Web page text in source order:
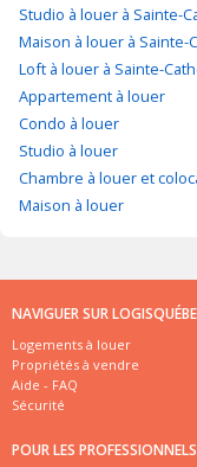
Studio à louer à Sainte-
Maison à louer à Sainte-
Loft à louer à Sainte-
Appartement à louer
Condo à louer
Studio à louer
Chambre à louer et
Maison à louer
NAVIGUER SUR
Logements à louer
Propriétés à vendre
Aide - FAQ
Sécurité
POUR LES PROFESSIONNELS